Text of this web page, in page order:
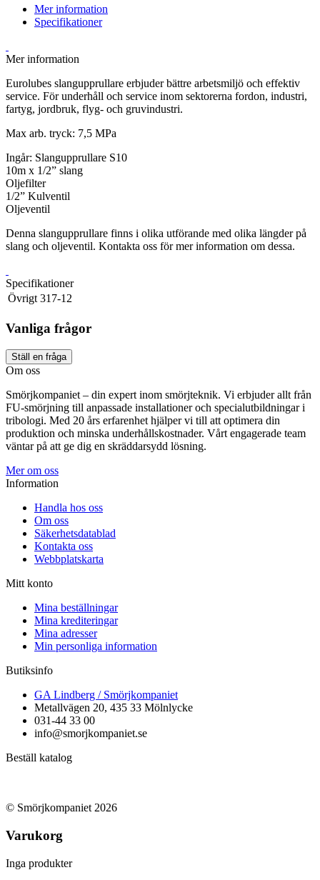
Mer information
Specifikationer
Mer information
Eurolubes slangupprullare erbjuder bättre arbetsmiljö och effektiv
service. För underhåll och service inom sektorerna fordon, industri,
fartyg, jordbruk, flyg- och gruvindustri.
Max arb. tryck: 7,5 MPa
Ingår: Slangupprullare S10
10m x 1/2” slang
Oljefilter
1/2” Kulventil
Oljeventil
Denna slangupprullare finns i olika utförande med olika längder på
slang och oljeventil. Kontakta oss för mer information om dessa.
Specifikationer
Övrigt 317-12
Vanliga frågor
Ställ en fråga
Om oss
Smörjkompaniet – din expert inom smörjteknik. Vi erbjuder allt från
FU-smörjning till anpassade installationer och specialutbildningar i
tribologi. Med 20 års erfarenhet hjälper vi till att optimera din
produktion och minska underhållskostnader. Vårt engagerade team
väntar på att ge dig en skräddarsydd lösning.
Mer om oss
Information
Handla hos oss
Om oss
Säkerhetsdatablad
Kontakta oss
Webbplatskarta
Mitt konto
Mina beställningar
Mina krediteringar
Mina adresser
Min personliga information
Butiksinfo
GA Lindberg / Smörjkompaniet
Metallvägen 20, 435 33 Mölnlycke
031-44 33 00
info@smorjkompaniet.se
Beställ katalog
© Smörjkompaniet 2026
Varukorg
Inga produkter